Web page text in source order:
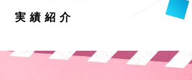
実績紹介